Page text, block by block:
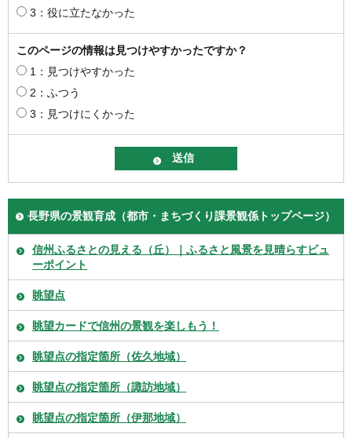
3：役に立たなかった
このページの情報は見つけやすかったですか？
1：見つけやすかった
2：ふつう
3：見つけにくかった
長野県の景観育成（都市・まちづくり課景観係トップページ）
信州ふるさとの見える（丘）｜ふるさと風景を見晴らすビュ
ーポイント
眺望点
眺望カードで信州の景観を楽しもう！
眺望点の指定箇所（佐久地域）
眺望点の指定箇所（諏訪地域）
眺望点の指定箇所（伊那地域）